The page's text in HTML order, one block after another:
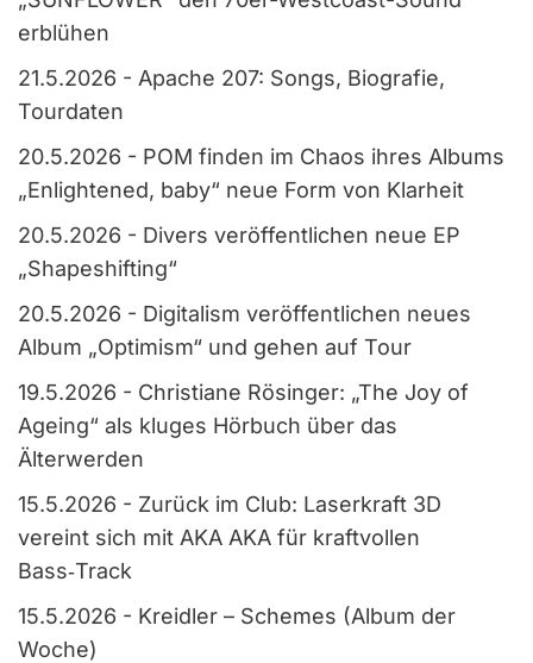
erblühen
21.5.2026 - Apache 207: Songs, Biografie,
Tourdaten
20.5.2026 - POM finden im Chaos ihres Albums
„Enlightened, baby“ neue Form von Klarheit
20.5.2026 - Divers veröffentlichen neue EP
„Shapeshifting“
20.5.2026 - Digitalism veröffentlichen neues
Album „Optimism“ und gehen auf Tour
19.5.2026 - Christiane Rösinger: „The Joy of
Ageing“ als kluges Hörbuch über das
Älterwerden
15.5.2026 - Zurück im Club: Laserkraft 3D
vereint sich mit AKA AKA für kraftvollen
Bass‑Track
15.5.2026 - Kreidler – Schemes (Album der
Woche)